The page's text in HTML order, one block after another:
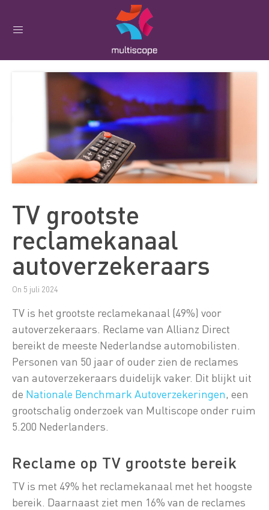
TV grootste
reclamekanaal
autoverzekeraars
On 5 juli 2024
TV is het grootste reclamekanaal (49%) voor
autoverzekeraars. Reclame van Allianz Direct
bereikt de meeste Nederlandse automobilisten.
Personen van 50 jaar of ouder zien de reclames
van autoverzekeraars duidelijk vaker. Dit blijkt uit
de Nationale Benchmark Autoverzekeringen, een
grootschalig onderzoek van Multiscope onder ruim
5.200 Nederlanders.
Reclame op TV grootste bereik
TV is met 49% het reclamekanaal met het hoogste
bereik. Daarnaast ziet men 16% van de reclames